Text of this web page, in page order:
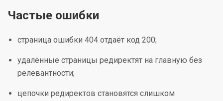
Частые ошибки
страница ошибки 404 отдаёт код 200;
удалённые страницы редиректят на главную без
релевантности;
цепочки редиректов становятся слишком